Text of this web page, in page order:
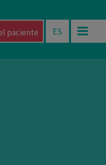
paciente ES